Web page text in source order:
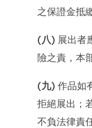
之保證金抵
(八) 展出者
險之責，本
(九)作品如
拒絕展出；
不負法律責任